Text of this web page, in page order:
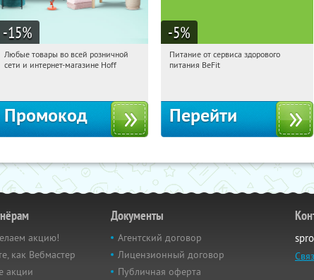
-15%
05:18:04 Получили:
Любые товары во всей розничной
сети и интернет-магазине Hoff
Промокод
-5%
05:18:04
Получи первым!
Питание от сервиса здорового
питания BeFit
Перейти
акцию!
как Вебмастер
акции
Документы
Агентский договор
Лицензионный договор
Публичная оферта